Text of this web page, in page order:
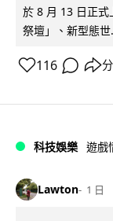
於 8 月 13 日正式
祭壇」、新型態世
116
科技娛樂 遊戲
Lawton 1 日